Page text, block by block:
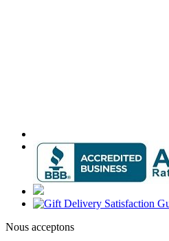
Nous acceptons